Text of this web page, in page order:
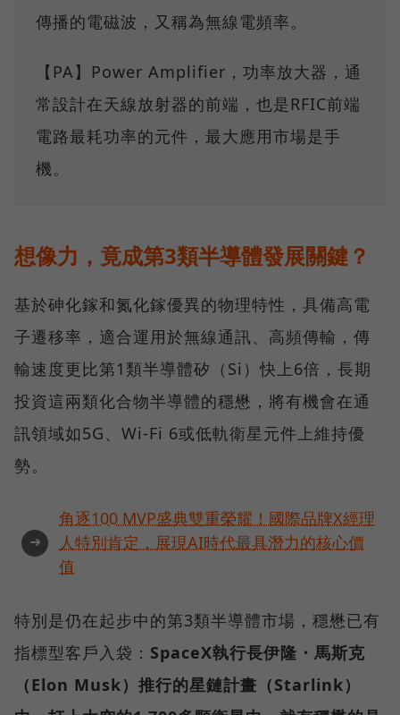
傳播的電磁波，又稱為無線電頻率。
【PA】Power Amplifier，功率放大器，通
常設計在天線放射器的前端，也是RFIC前端
電路最耗功率的元件，最大應用市場是手
機。
想像力，竟成第3類半導體發展關鍵？
基於砷化鎵和氮化鎵優異的物理特性，具備高電
子遷移率，適合運用於無線通訊、高頻傳輸，傳
輸速度更比第1類半導體矽（Si）快上6倍，長期
投資這兩類化合物半導體的穩懋，將有機會在通
訊領域如5G、Wi-Fi 6或低軌衛星元件上維持優
勢。
➜
角逐100 MVP盛典雙重榮耀！國際品牌X經理
人特別肯定，展現AI時代最具潛力的核心價
值
特別是仍在起步中的第3類半導體市場，穩懋已有
指標型客戶入袋： SpaceX執行長伊隆・馬斯克
（Elon Musk）推行的星鏈計畫（Starlink）